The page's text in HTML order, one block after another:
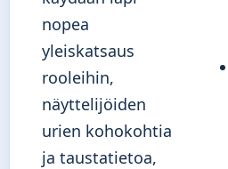
nopea
yleiskatsaus
rooleihin,
näyttelijöiden
urien kohokohtia
ja taustatietoa,